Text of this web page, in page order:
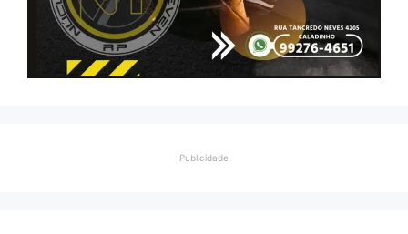
Publicidade